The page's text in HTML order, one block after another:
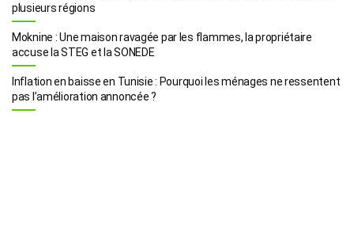
plusieurs régions
Moknine : Une maison ravagée par les flammes, la propriétaire
accuse la STEG et la SONEDE
Inflation en baisse en Tunisie : Pourquoi les ménages ne ressentent
pas l’amélioration annoncée ?